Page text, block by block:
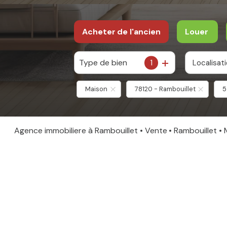
Acheter de l'ancien
De l'ancien
Louer
à
De
Type de bien 1
Maison 78120 - Rambouillet
Agence immobiliere à Rambouillet Vente Rambouillet